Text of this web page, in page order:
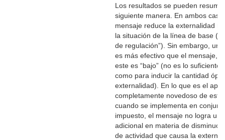
Los resultados se pueden
siguiente manera. En ambos
mensaje reduce la externalidad
la situación de la línea de base
de regulación”). Sin embargo, un
es más efectivo que el mensaje,
este es “bajo” (no es lo
como para inducir la cantidad
externalidad). En lo que es el
completamente novedoso de este
cuando se implementa en
impuesto, el mensaje no logra un
adicional en materia de
de actividad que causa la